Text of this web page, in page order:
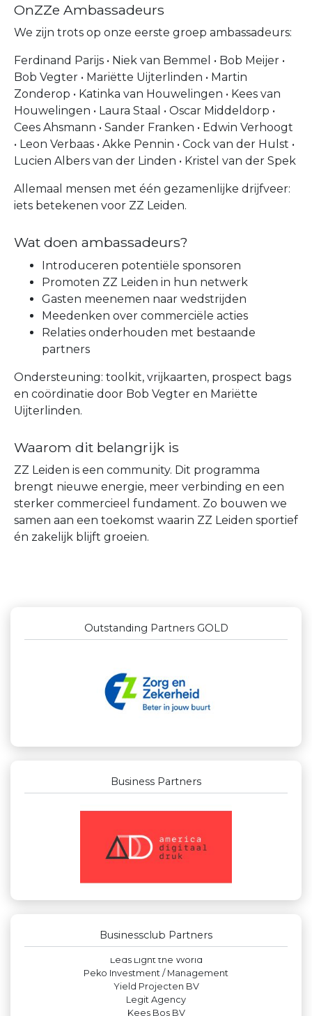
OnZZe Ambassadeurs
We zijn trots op onze eerste groep ambassadeurs:
Ferdinand Parijs • Niek van Bemmel • Bob Meijer •
Bob Vegter • Mariëtte Uijterlinden • Martin
Zonderop • Katinka van Houwelingen • Kees van
Houwelingen • Laura Staal • Oscar Middeldorp •
Cees Ahsmann • Sander Franken • Edwin Verhoogt
• Leon Verbaas • Akke Pennin • Cock van der Hulst •
Lucien Albers van der Linden • Kristel van der Spek
Allemaal mensen met één gezamenlijke drijfveer:
iets betekenen voor ZZ Leiden.
Wat doen ambassadeurs?
Introduceren potentiële sponsoren
Promoten ZZ Leiden in hun netwerk
Gasten meenemen naar wedstrijden
Meedenken over commerciële acties
Relaties onderhouden met bestaande
partners
Ondersteuning: toolkit, vrijkaarten, prospect bags
en coördinatie door Bob Vegter en Mariëtte
Uijterlinden.
Waarom dit belangrijk is
ZZ Leiden is een community. Dit programma
brengt nieuwe energie, meer verbinding en een
sterker commercieel fundament. Zo bouwen we
samen aan een toekomst waarin ZZ Leiden sportief
én zakelijk blijft groeien.
Outstanding Partners GOLD
Business Partners
Businessclub Partners
Landgoed & Golfbaan Tespelduyn
Luiten Vleeswaren BV
Paulides + Partners Fysiotherapie
Peko Investment / Management
Yield Projecten BV
Legit Agency
Kees Bos BV